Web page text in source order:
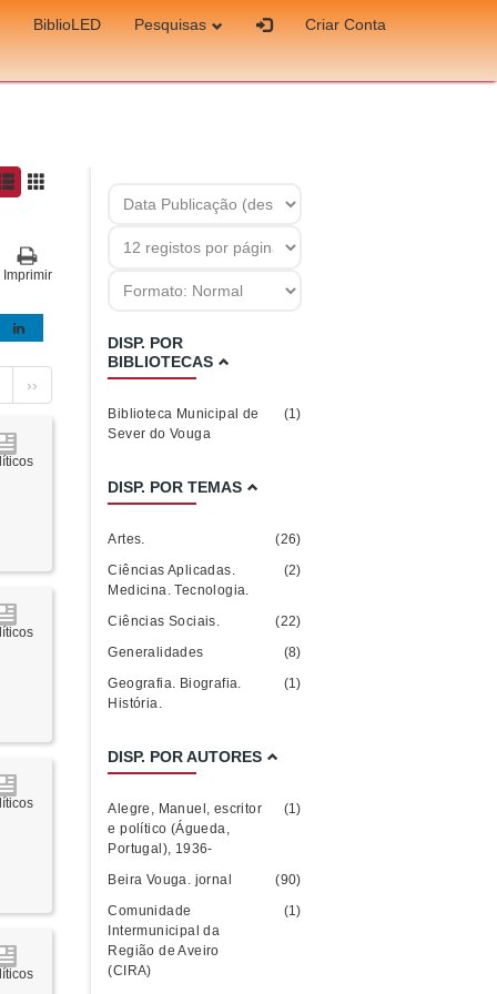
BiblioLED Pesquisas Criar Conta
Imprimir
››
DISP. POR
BIBLIOTECAS
Biblioteca Municipal de
Sever do Vouga
(1)
DISP. POR TEMAS
Artes.
(26)
Ciências Aplicadas.
Medicina. Tecnologia.
(2)
Ciências Sociais.
(22)
Generalidades
(8)
Geografia. Biografia.
História.
(1)
DISP. POR AUTORES
Alegre, Manuel, escritor
e político (Águeda,
Portugal), 1936-
(1)
Beira Vouga. jornal
(90)
Comunidade
Intermunicipal da
Região de Aveiro
(CIRA)
(1)